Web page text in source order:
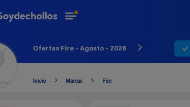
Ofertas Fire - Agosto - 2026
Inicio Marcas Fire